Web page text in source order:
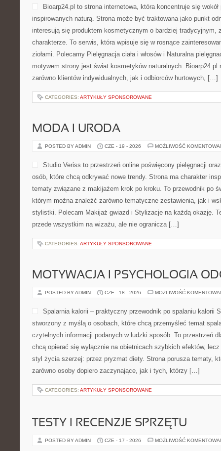
Bioarp24.pl to strona internetowa, która koncentruje się
inspirowanych naturą. Strona może być traktowana jako punkt
interesują się produktem kosmetycznym o bardziej tradycyjnym,
charakterze. To serwis, która wpisuje się w rosnące
ziołami. Polecamy Pielęgnacja ciała i włosów i Naturalna
motywem strony jest świat kosmetyków naturalnych. Bioarp24.pl
zarówno klientów indywidualnych, jak i odbiorców hurtowych, […]
CATEGORIES: ARTYKUŁY SPONSOROWANE
MODA I URODA
POSTED BY ADMIN CZE - 19 - 2026 MOŻLIWOŚĆ
Studio Veriss to przestrzeń online poświęcony pielęgnacji
osób, które chcą odkrywać nowe trendy. Strona ma charakter
tematy związane z makijażem krok po kroku. To przewodnik po
którym można znaleźć zarówno tematyczne zestawienia, jak i
stylistki. Polecam Makijaż gwiazd i Stylizacje na każdą okazję.
przede wszystkim na wizażu, ale nie ogranicza […]
CATEGORIES: ARTYKUŁY SPONSOROWANE
MOTYWACJA I PSYCHOLOGIA
POSTED BY ADMIN CZE - 18 - 2026 MOŻLIWOŚĆ
Spalarnia kalorii – praktyczny przewodnik po spalaniu kalorii
stworzony z myślą o osobach, które chcą przemyśleć temat
czytelnych informacji podanych w ludzki sposób. To przestrzeń
chcą opierać się wyłącznie na obietnicach szybkich efektów,
styl życia szerzej: przez pryzmat diety. Strona porusza tematy,
zarówno osoby dopiero zaczynające, jak i tych, którzy […]
CATEGORIES: ARTYKUŁY SPONSOROWANE
TESTY I RECENZJE SPRZĘTU
POSTED BY ADMIN CZE - 17 - 2026 MOŻLIWOŚĆ